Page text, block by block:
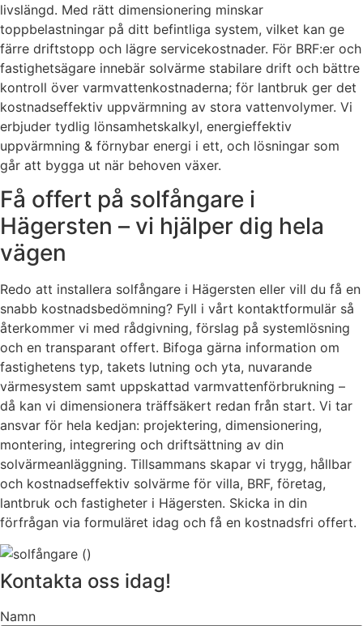
livslängd. Med rätt dimensionering minskar
toppbelastningar på ditt befintliga system, vilket kan ge
färre driftstopp och lägre servicekostnader. För BRF:er och
fastighetsägare innebär solvärme stabilare drift och bättre
kontroll över varmvattenkostnaderna; för lantbruk ger det
kostnadseffektiv uppvärmning av stora vattenvolymer. Vi
erbjuder tydlig lönsamhetskalkyl, energieffektiv
uppvärmning & förnybar energi i ett, och lösningar som
går att bygga ut när behoven växer.
Få offert på solfångare i
Hägersten – vi hjälper dig hela
vägen
Redo att installera solfångare i Hägersten eller vill du få en
snabb kostnadsbedömning? Fyll i vårt kontaktformulär så
återkommer vi med rådgivning, förslag på systemlösning
och en transparant offert. Bifoga gärna information om
fastighetens typ, takets lutning och yta, nuvarande
värmesystem samt uppskattad varmvattenförbrukning –
då kan vi dimensionera träffsäkert redan från start. Vi tar
ansvar för hela kedjan: projektering, dimensionering,
montering, integrering och driftsättning av din
solvärmeanläggning. Tillsammans skapar vi trygg, hållbar
och kostnadseffektiv solvärme för villa, BRF, företag,
lantbruk och fastigheter i Hägersten. Skicka in din
förfrågan via formuläret idag och få en kostnadsfri offert.
Kontakta oss idag!
Namn